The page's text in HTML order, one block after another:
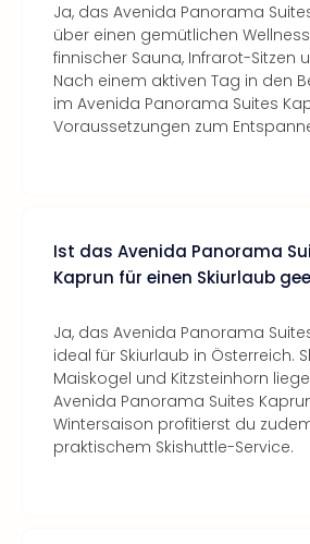
Ja, das Avenida Panorama
über einen gemütlichen
finnischer Sauna, Infrarot-Sitzen
Nach einem aktiven Tag in den
im Avenida Panorama Suites
Voraussetzungen zum
Ist das Avenida Panorama
Kaprun für einen Skiurlaub
Ja, das Avenida Panorama
ideal für Skiurlaub in Österreich.
Maiskogel und Kitzsteinhorn
Avenida Panorama Suites
Wintersaison profitierst du
praktischem Skishuttle-Service.